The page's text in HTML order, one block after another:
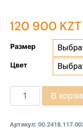
120 900 KZT
Размер
Цвет
В
Артикул: